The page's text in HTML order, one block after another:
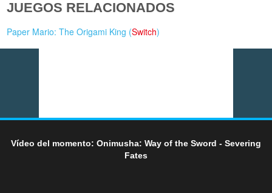
JUEGOS RELACIONADOS
Paper Mario: The Origami King (Switch)
Vídeo del momento: Onimusha: Way of the Sword - Severing
Fates